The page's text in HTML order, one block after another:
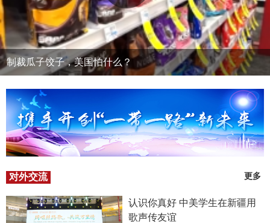
制裁瓜子饺子，美国怕什么？
对外交流 更多
认识你真好 中美学生在新疆用
歌声传友谊